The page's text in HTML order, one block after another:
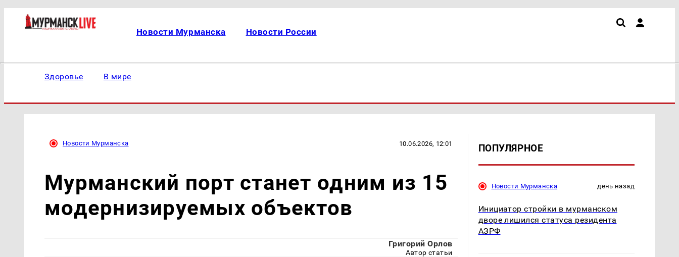
Новости Мурманска Новости России
Здоровье В мире
Новости Мурманска 10.06.2026, 12:01
Мурманский порт станет одним из 15
модернизируемых объектов
Григорий Орлов
Автор статьи
ПОПУЛЯРНОЕ
Новости Мурманска день назад
Инициатор стройки в мурманском
дворе лишился статуса резидента
АЗРФ